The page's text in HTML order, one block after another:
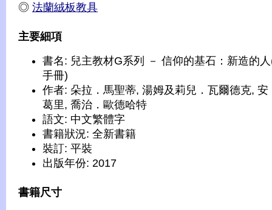
◎ 法蘭絨板教具
主要細項
書名: 兒主教材G系列 － 信仰的基石：新造的
手冊)
作者: 朵拉．馬聖蒂, 湯姆及莉兒．瓦爾德克, 安
葛里, 喬治．歐德哈特
語文: 中文繁體字
書籍狀況: 全新書籍
裝訂: 平裝
出版年份: 2017
書籍尺寸